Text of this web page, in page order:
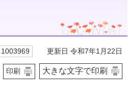
更新日 令和7年1月22日
印刷 大きな文字で印刷